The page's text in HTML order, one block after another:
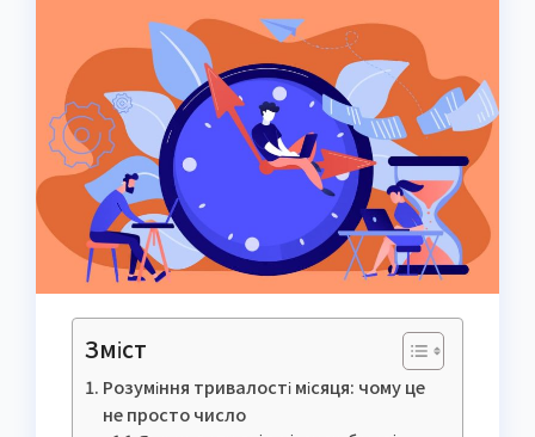
Зміст
Розуміння тривалості місяця: чому це
не просто число